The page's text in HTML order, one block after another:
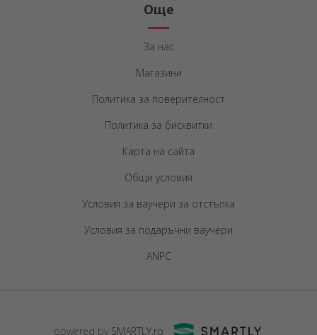
Още
За нас
Магазини
Политика за поверителност
Политика за бисквитки
Карта на сайта
Общи условия
Условия за ваучери за отстъпка
Условия за подаръчни ваучери
ANPC
powered by SMARTLY.ro